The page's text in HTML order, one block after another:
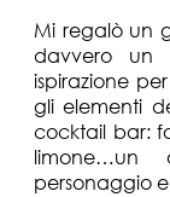
Mi regalò un
davvero un
ispirazione
gli elementi
cocktail bar:
limone…un
personaggio